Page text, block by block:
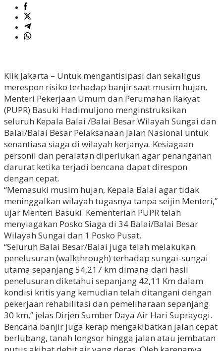
Klik Jakarta – Untuk mengantisipasi dan sekaligus
merespon risiko terhadap banjir saat musim hujan,
Menteri Pekerjaan Umum dan Perumahan Rakyat
(PUPR) Basuki Hadimuljono menginstruksikan
seluruh Kepala Balai /Balai Besar Wilayah Sungai dan
Balai/Balai Besar Pelaksanaan Jalan Nasional untuk
senantiasa siaga di wilayah kerjanya. Kesiagaan
personil dan peralatan diperlukan agar penanganan
darurat ketika terjadi bencana dapat direspon
dengan cepat.
“Memasuki musim hujan, Kepala Balai agar tidak
meninggalkan wilayah tugasnya tanpa seijin Menteri,”
ujar Menteri Basuki. Kementerian PUPR telah
menyiagakan Posko Siaga di 34 Balai/Balai Besar
Wilayah Sungai dan 1 Posko Pusat.
“Seluruh Balai Besar/Balai juga telah melakukan
penelusuran (walkthrough) terhadap sungai-sungai
utama sepanjang 54,217 km dimana dari hasil
penelusuran diketahui sepanjang 42,11 Km dalam
kondisi kritis yang kemudian telah ditangani dengan
pekerjaan rehabilitasi dan pemeliharaan sepanjang
30 km,” jelas Dirjen Sumber Daya Air Hari Suprayogi.
Bencana banjir juga kerap mengakibatkan jalan cepat
berlubang, tanah longsor hingga jalan atau jembatan